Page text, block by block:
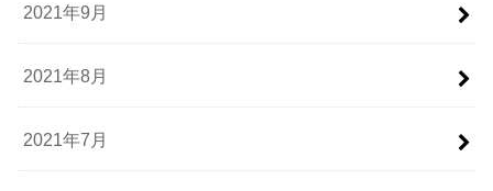
2021年9月
2021年8月
2021年7月